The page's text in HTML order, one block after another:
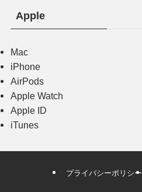
Apple
Mac
iPhone
AirPods
Apple Watch
Apple ID
iTunes
プライバシーポリシー